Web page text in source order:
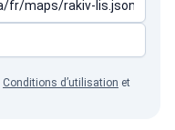
Conditions d’utilisation et